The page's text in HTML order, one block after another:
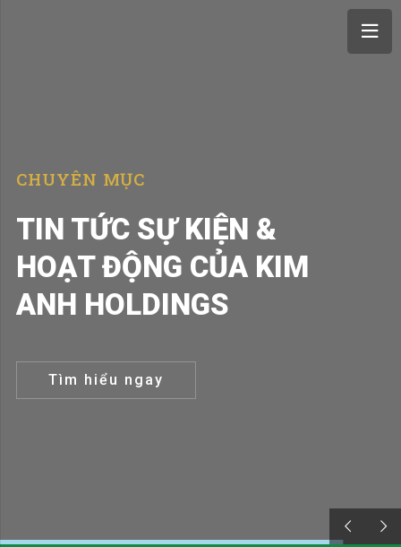
TIN TỨC SỰ KIỆN &
HOẠT ĐỘNG CỦA KIM
ANH HOLDINGS
CHUYÊN MỤC
Tìm hiểu ngay